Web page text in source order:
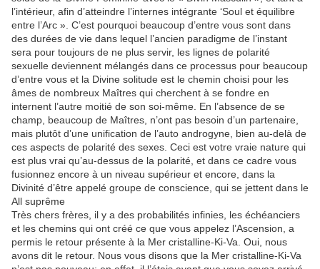
l’intérieur, afin d’atteindre l’internes intégrante ‘Soul et équilibre
entre l’Arc ». C’est pourquoi beaucoup d’entre vous sont dans
des durées de vie dans lequel l’ancien paradigme de l’instant
sera pour toujours de ne plus servir, les lignes de polarité
sexuelle deviennent mélangés dans ce processus pour beaucoup
d’entre vous et la Divine solitude est le chemin choisi pour les
âmes de nombreux Maîtres qui cherchent à se fondre en
internent l’autre moitié de son soi-même. En l’absence de se
champ, beaucoup de Maîtres, n’ont pas besoin d’un partenaire,
mais plutôt d’une unification de l’auto androgyne, bien au-delà de
ces aspects de polarité des sexes. Ceci est votre vraie nature qui
est plus vrai qu’au-dessus de la polarité, et dans ce cadre vous
fusionnez encore à un niveau supérieur et encore, dans la
Divinité d’être appelé groupe de conscience, qui se jettent dans le
All suprême
Très chers frères, il y a des probabilités infinies, les échéanciers
et les chemins qui ont créé ce que vous appelez l’Ascension, a
permis le retour présente à la Mer cristalline-Ki-Va. Oui, nous
avons dit le retour. Nous vous disons que la Mer cristalline-Ki-Va